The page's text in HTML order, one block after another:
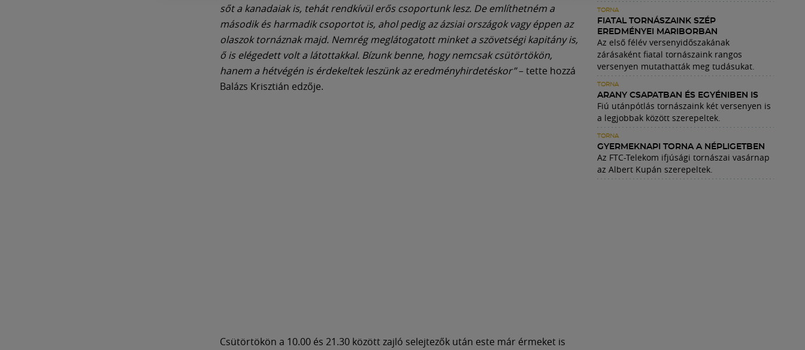
sőt a kanadaiak is, tehát rendkívül erős csoportunk lesz. De említhetném a
második és harmadik csoportot is, ahol pedig az ázsiai országok vagy éppen az
olaszok tornáznak majd. Nemrég meglátogatott minket a szövetségi kapitány is,
ő is elégedett volt a látottakkal. Bízunk benne, hogy nemcsak csütörtökön,
hanem a hétvégén is érdekeltek leszünk az eredményhirdetéskor”– tette hozzá
Balázs Krisztián edzője.
Csütörtökön a 10.00 és 21.30 között zajló selejtezők után este már érmeket is
TORNA
FIATAL TORNÁSZAINK SZÉP
EREDMÉNYEI MARIBORBAN
Az első félév versenyidőszakának
zárásaként fiatal tornászaink rangos
versenyen mutathatták meg tudásukat.
TORNA
ARANY CSAPATBAN ÉS EGYÉNIBEN IS
Fiú utánpótlás tornászaink két versenyen is
a legjobbak között szerepeltek.
TORNA
GYERMEKNAPI TORNA A NÉPLIGETBEN
Az FTC-Telekom ifjúsági tornászai vasárnap
az Albert Kupán szerepeltek.